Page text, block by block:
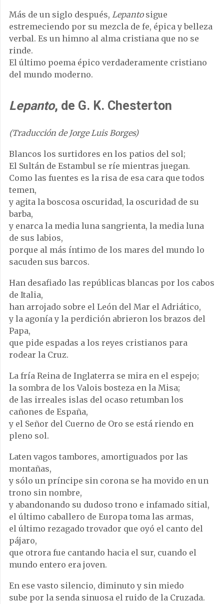
Más de un siglo después, Lepantosigue
estremeciendo por su mezcla de fe, épica y belleza
verbal. Es un himno al alma cristiana que no se
rinde.
El último poema épico verdaderamente cristiano
del mundo moderno.
Lepanto, de G. K. Chesterton
(Traducción de Jorge Luis Borges)
Blancos los surtidores en los patios del sol;
El Sultán de Estambul se ríe mientras juegan.
Como las fuentes es la risa de esa cara que todos
temen,
y agita la boscosa oscuridad, la oscuridad de su
barba,
y enarca la media luna sangrienta, la media luna
de sus labios,
porque al más íntimo de los mares del mundo lo
sacuden sus barcos.
Han desafiado las repúblicas blancas por los cabos
de Italia,
han arrojado sobre el León del Mar el Adriático,
y la agonía y la perdición abrieron los brazos del
Papa,
que pide espadas a los reyes cristianos para
rodear la Cruz.
La fría Reina de Inglaterra se mira en el espejo;
la sombra de los Valois bosteza en la Misa;
de las irreales islas del ocaso retumban los
cañones de España,
y el Señor del Cuerno de Oro se está riendo en
pleno sol.
Laten vagos tambores, amortiguados por las
montañas,
y sólo un príncipe sin corona se ha movido en un
trono sin nombre,
y abandonando su dudoso trono e infamado sitial,
el último caballero de Europa toma las armas,
el último rezagado trovador que oyó el canto del
pájaro,
que otrora fue cantando hacia el sur, cuando el
mundo entero era joven.
En ese vasto silencio, diminuto y sin miedo
sube por la senda sinuosa el ruido de la Cruzada.